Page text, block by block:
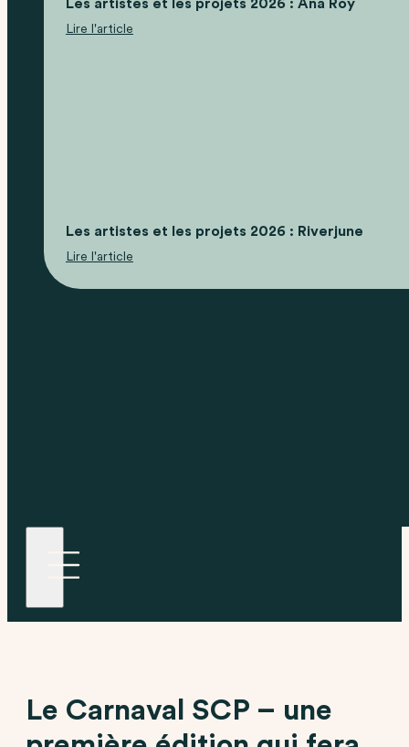
Lire l'article
Les artistes et les projets 2026 : Riverjune
Lire l'article
Le Carnaval SCP – une